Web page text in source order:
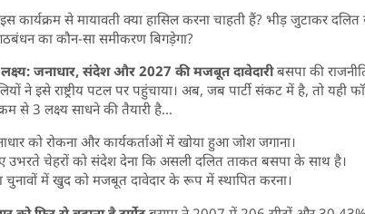
कार्यक्रम से मायावती क्या हासिल करना चाहती हैं? भीड़ जुटाकर
का कौन-सा समीकरण बिगड़ेगा?
जनाधार, संदेश और 2027 की मजबूत दावेदारीबसपा की
ने इसे राष्ट्रीय पटल पर पहुंचाया। अब, जब पार्टी संकट में है, तो यही
से 3 लक्ष्य साधने की तैयारी है…
को रोकना और कार्यकर्ताओं में खोया हुआ जोश जगाना।
उभरते चेहरों को संदेश देना कि असली दलित ताकत बसपा के साथ है।
में खुद को मजबूत दावेदार के रूप में स्थापित करना।